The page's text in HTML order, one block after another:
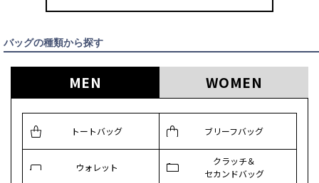
バッグの種類から探す
MEN WOMEN
トートバッグ ブリーフバッグ
ウォレット
クラッチ＆
セカンドバッグ